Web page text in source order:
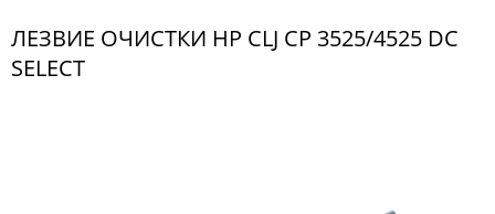
ЛЕЗВИЕ ОЧИСТКИ HP CLJ CP 3525/4525 DC
SELECT